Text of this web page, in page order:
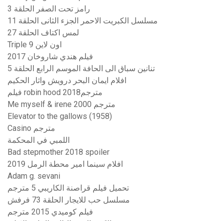
رامز تحت الصفر الحلقة 3
مسلسل الكبريت الاحمر الجزء الثانى الحلقة 11
لمس اكتاف الحلقة 27
Triple 9 اون لاين
فيلم هندي شاروخان 2017
تنانين سباق الى الحافة الموسم الرابع الحلقة 5
افلام ايمان البحر درويش واثار الحكيم
فيلم robin hood 2018مترجم
Me myself & irene 2000 مترجم
Elevator to the gallows (1958)
Casino مترجم
اللمبي في المحكمة
Bad stepmother 2018 spoiler
افلام سينما امير محطة الرمل 2019
Adam g. sevani
تحميل فيلم قراصنة الكاريبي 5 مترجم
مسلسل حب للايجار الحلقة 73 فرفش
فيلم كوميدي 2015 مترجم